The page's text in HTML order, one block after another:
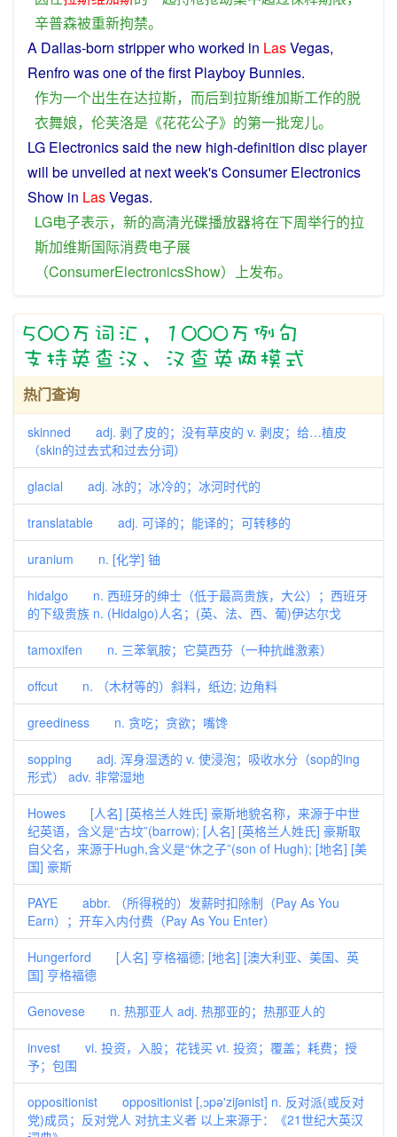
辛普森被重新拘禁。
A Dallas-born stripperwhoworked in LasVegas,
Renfrowasoneofthefirst Playboy Bunnies.
作为一个出生在达拉斯， 而后到拉斯维加斯工作的脱
衣舞娘， 伦芙洛是 《花花公子》 的第一批宠儿。
LG Electronicssaid the new high-definition discplayer
will be unveiled at next week'sConsumer Electronics
Show in LasVegas.
LG电子表示， 新的高清光碟播放器将在下周举行的拉
斯加维斯国际消费电子展
（ConsumerElectronicsShow） 上发布。
热门查询
skinned adj. 剥了皮的；没有草皮的 v. 剥皮；给…植皮
（skin的过去式和过去分词）
glacial adj. 冰的；冰冷的；冰河时代的
translatable adj. 可译的；能译的；可转移的
uranium n. [化学] 铀
hidalgo n. 西班牙的绅士（低于最高贵族，大公）；西班牙
的下级贵族 n. (Hidalgo)人名；(英、法、西、葡)伊达尔戈
tamoxifen n. 三苯氧胺；它莫西芬（一种抗雌激素）
offcut n. （木材等的）斜料，纸边; 边角料
greediness n. 贪吃；贪欲；嘴馋
sopping adj. 浑身湿透的 v. 使浸泡；吸收水分（sop的ing
形式） adv. 非常湿地
Howes [人名] [英格兰人姓氏] 豪斯地貌名称，来源于中世
纪英语，含义是“古坟”(barrow); [人名] [英格兰人姓氏] 豪斯取
自父名，来源于Hugh,含义是“休之子”(son of Hugh); [地名] [美
国] 豪斯
PAYE abbr. （所得税的）发薪时扣除制（Pay As You
Earn）；开车入内付费（Pay As You Enter）
Hungerford [人名] 亨格福德; [地名] [澳大利亚、美国、英
国] 亨格福德
Genovese n. 热那亚人 adj. 热那亚的；热那亚人的
invest vi. 投资，入股；花钱买 vt. 投资；覆盖；耗费；授
予；包围
oppositionist oppositionist [,ɔpə'ziʃənist] n. 反对派(或反对
党)成员；反对党人 对抗主义者 以上来源于：《21世纪大英汉